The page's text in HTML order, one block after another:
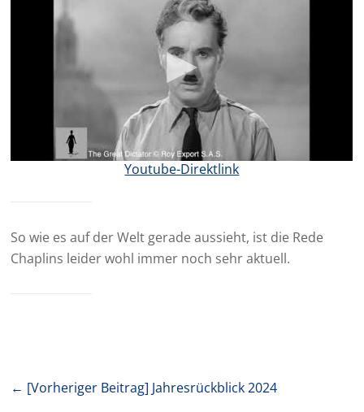
Youtube-Direktlink
So wie es auf der Welt gerade aussieht, ist die Rede
Chaplins leider wohl immer noch sehr aktuell.
← [Vorheriger Beitrag] Jahresrückblick 2024